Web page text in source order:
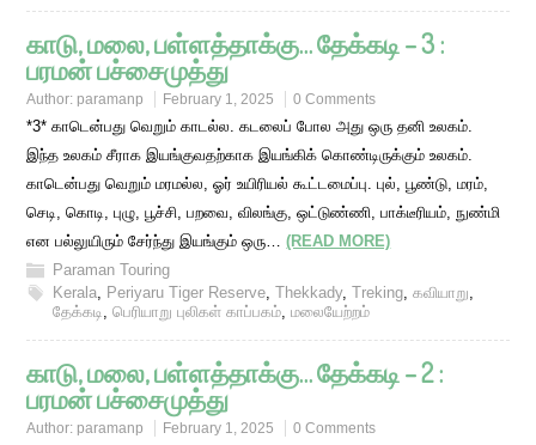
காடு, மலை, பள்ளத்தாக்கு… தேக்கடி – 3 :
பரமன் பச்சைமுத்து
Author: paramanp February 1, 2025 0 Comments
*3* காடென்பது வெறும் காடல்ல. கடலைப் போல அது ஒரு தனி உலகம்.
இந்த உலகம் சீராக இயங்குவதற்காக இயங்கிக் கொண்டிருக்கும் உலகம்.
காடென்பது வெறும் மரமல்ல, ஓர் உயிரியல் கூட்டமைப்பு. புல், பூண்டு, மரம்,
செடி, கொடி, புழு, பூச்சி, பறவை, விலங்கு, ஒட்டுண்ணி, பாக்டீரியம், நுண்மி
என பல்லுயிரும் சேர்ந்து இயங்கும் ஒரு…(READ MORE)
Paraman Touring
Kerala, Periyaru Tiger Reserve,Thekkady,Treking,கவியாறு,
தேக்கடி,பெரியாறு புலிகள் காப்பகம்,மலையேற்றம்
காடு, மலை, பள்ளத்தாக்கு… தேக்கடி – 2 :
பரமன் பச்சைமுத்து
Author: paramanp February 1, 2025 0 Comments